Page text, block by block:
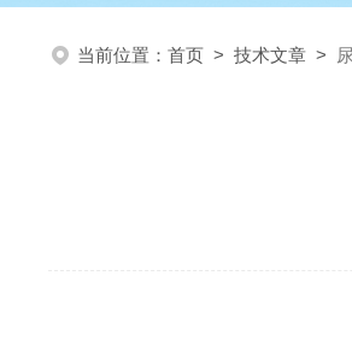
当前位置： 首页 > 技术文章 >